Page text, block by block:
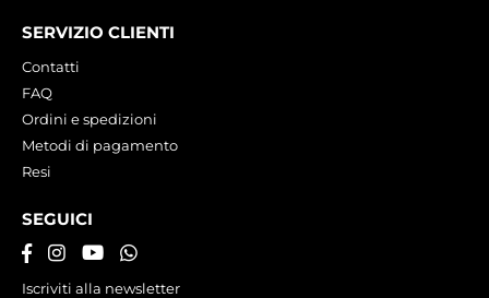
SERVIZIO CLIENTI
Contatti
FAQ
Ordini e spedizioni
Metodi di pagamento
Resi
SEGUICI
Iscriviti alla newsletter